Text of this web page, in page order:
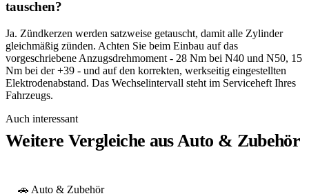
tauschen?
Ja. Zündkerzen werden satzweise getauscht, damit alle Zylinder
gleichmäßig zünden. Achten Sie beim Einbau auf das
vorgeschriebene Anzugsdrehmoment - 28 Nm bei N40 und N50, 15
Nm bei der +39 - und auf den korrekten, werkseitig eingestellten
Elektrodenabstand. Das Wechselintervall steht im Serviceheft Ihres
Fahrzeugs.
Auch interessant
Weitere Vergleiche aus Auto & Zubehör
🚗 Auto & Zubehör